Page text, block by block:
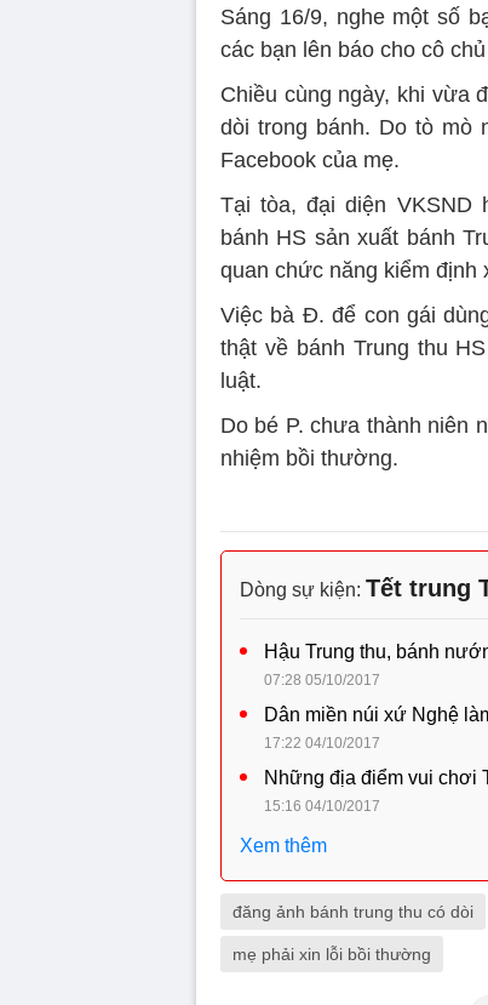
Sáng 16/9, nghe một số
các bạn lên báo cho cô
Chiều cùng ngày, khi vừa
dòi trong bánh. Do tò mò
Facebook của mẹ.
Tại tòa, đại diện VKSND
bánh HS sản xuất bánh
quan chức năng kiểm định
Việc bà Đ. để con gái
thật về bánh Trung thu
luật.
Do bé P. chưa thành niên
nhiệm bồi thường.
Dòng sự kiện: Tết trung
Hậu Trung thu, bánh
07:28 05/10/2017
Dân miền núi xứ Nghệ
17:22 04/10/2017
Những địa điểm vui chơi
15:16 04/10/2017
Xem thêm
đăng ảnh bánh trung thu có dòi
mẹ phải xin lỗi bồi thường